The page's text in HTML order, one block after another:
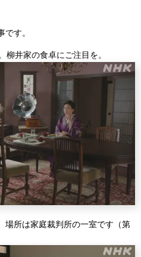
す。
柳井家の食卓にご注目を。
場所は家庭裁判所の一室です（第